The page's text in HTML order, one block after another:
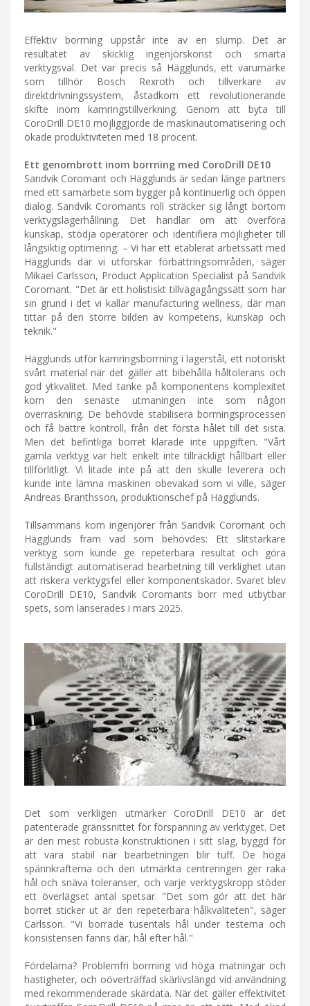
Effektiv borrning uppstår inte av en slump. Det är
resultatet av skicklig ingenjörskonst och smarta
verktygsval. Det var precis så Hägglunds, ett varumärke
som tillhör Bosch Rexroth och tillverkare av
direktdrivningssystem, åstadkom ett revolutionerande
skifte inom kamringstillverkning. Genom att byta till
CoroDrill DE10 möjliggjorde de maskinautomatisering och
ökade produktiviteten med 18 procent.
Ett genombrott inom borrning med CoroDrill DE10
Sandvik Coromant och Hägglunds är sedan länge partners
med ett samarbete som bygger på kontinuerlig och öppen
dialog. Sandvik Coromants roll sträcker sig långt bortom
verktygslagerhållning. Det handlar om att överföra
kunskap, stödja operatörer och identifiera möjligheter till
långsiktig optimering. – Vi har ett etablerat arbetssätt med
Hägglunds där vi utforskar förbättringsområden, säger
Mikael Carlsson, Product Application Specialist på Sandvik
Coromant. "Det är ett holistiskt tillvägagångssätt som har
sin grund i det vi kallar manufacturing wellness, där man
tittar på den större bilden av kompetens, kunskap och
teknik."
Hägglunds utför kamringsborrning i lagerstål, ett notoriskt
svårt material när det gäller att bibehålla håltolerans och
god ytkvalitet. Med tanke på komponentens komplexitet
kom den senaste utmaningen inte som någon
överraskning. De behövde stabilisera borrningsprocessen
och få bättre kontroll, från det första hålet till det sista.
Men det befintliga borret klarade inte uppgiften. "Vårt
gamla verktyg var helt enkelt inte tillräckligt hållbart eller
tillförlitligt. Vi litade inte på att den skulle leverera och
kunde inte lämna maskinen obevakad som vi ville, säger
Andreas Branthsson, produktionschef på Hägglunds.
Tillsammans kom ingenjörer från Sandvik Coromant och
Hägglunds fram vad som behövdes: Ett slitstarkare
verktyg som kunde ge repeterbara resultat och göra
fullständigt automatiserad bearbetning till verklighet utan
att riskera verktygsfel eller komponentskador. Svaret blev
CoroDrill DE10, Sandvik Coromants borr med utbytbar
spets, som lanserades i mars 2025.
Det som verkligen utmärker CoroDrill DE10 är det
patenterade gränssnittet för förspänning av verktyget. Det
är den mest robusta konstruktionen i sitt slag, byggd för
att vara stabil när bearbetningen blir tuff. De höga
spännkrafterna och den utmärkta centreringen ger raka
hål och snäva toleranser, och varje verktygskropp stöder
ett överlägset antal spetsar. "Det som gör att det här
borret sticker ut är den repeterbara hålkvaliteten", säger
Carlsson. "Vi borrade tusentals hål under testerna och
konsistensen fanns där, hål efter hål."
Fördelarna? Problemfri borrning vid höga matningar och
hastigheter, och oöverträffad skärlivslängd vid användning
med rekommenderade skärdata. När det gäller effektivitet